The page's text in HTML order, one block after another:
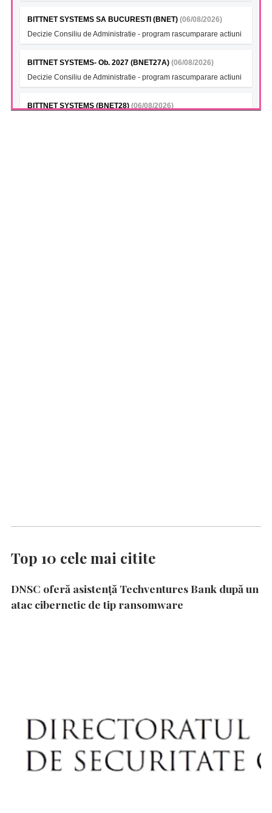
BITTNET SYSTEMS SA BUCURESTI (BNET) (06/08/2026)
Decizie Consiliu de Administratie - program rascumparare actiuni
BITTNET SYSTEMS- Ob. 2027 (BNET27A) (06/08/2026)
Decizie Consiliu de Administratie - program rascumparare actiuni
BITTNET SYSTEMS (BNET28) (06/08/2026)
Top 10 cele mai citite
DNSC oferă asistență Techventures Bank după un
atac cibernetic de tip ransomware